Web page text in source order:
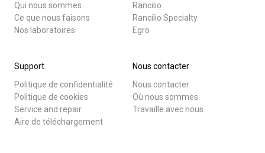
Qui nous sommes
Ce que nous faisons
Nos laboratoires
Rancilio
Rancilio Specialty
Egro
Support
Politique de confidentialité
Politique de cookies
Service and repair
Aire de téléchargement
Nous contacter
Nous contacter
Où nous sommes
Travaille avec nous